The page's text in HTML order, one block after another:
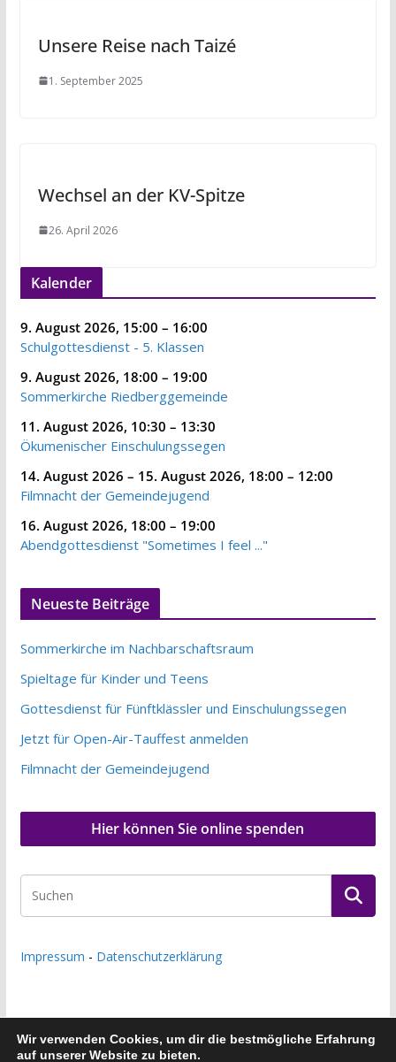
Unsere Reise nach Taizé
1. September 2025
Wechsel an der KV-Spitze
26. April 2026
Kalender
9. August 2026, 15:00 – 16:00
Schulgottesdienst - 5. Klassen
9. August 2026, 18:00 – 19:00
Sommerkirche Riedberggemeinde
11. August 2026, 10:30 – 13:30
Ökumenischer Einschulungssegen
14. August 2026 – 15. August 2026, 18:00 – 12:00
Filmnacht der Gemeindejugend
16. August 2026, 18:00 – 19:00
Abendgottesdienst "Sometimes I feel ..."
Neueste Beiträge
Sommerkirche im Nachbarschaftsraum
Spieltage für Kinder und Teens
Gottesdienst für Fünftklässler und Einschulungssegen
Jetzt für Open-Air-Tauffest anmelden
Filmnacht der Gemeindejugend
Hier können Sie online spenden
Impressum - Datenschutzerklärung
Wir verwenden Cookies, um dir die bestmögliche Erfahrung
auf unserer Website zu bieten.